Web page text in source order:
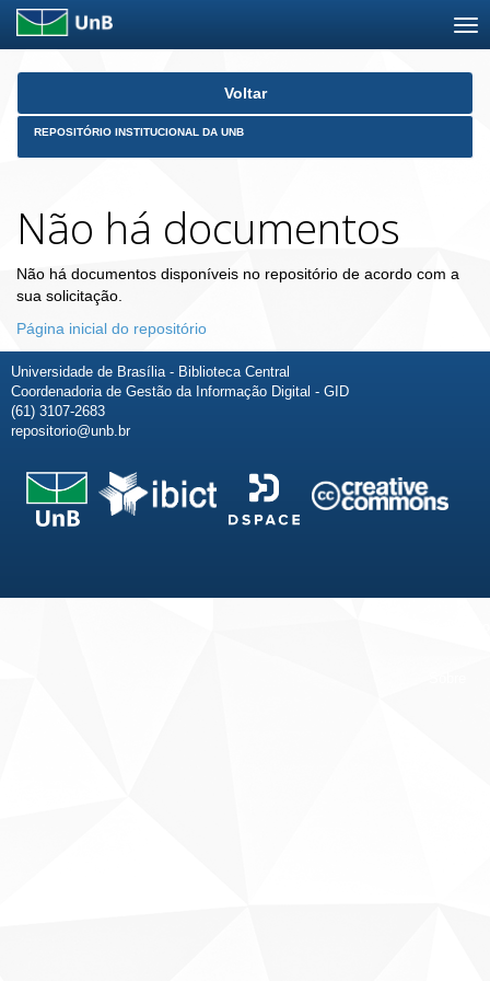
Skip
Voltar
REPOSITÓRIO INSTITUCIONAL DA UNB
Não há documentos
Não há documentos disponíveis no repositório de acordo com a
sua solicitação.
Página inicial do repositório
Universidade de Brasília - Biblioteca Central
Coordenadoria de Gestão da Informação Digital - GID
(61) 3107-2683
repositorio@unb.br